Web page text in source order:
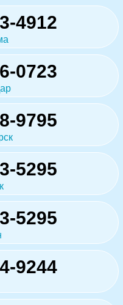
4912
0723
9795
5295
5295
9244